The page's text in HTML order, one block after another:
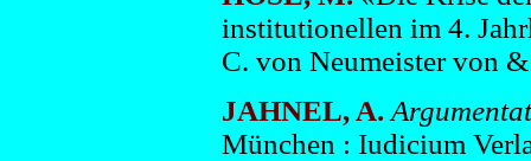
institutionellen im 4.
C. von Neumeister von
JAHNEL, A.
München : Iudicium